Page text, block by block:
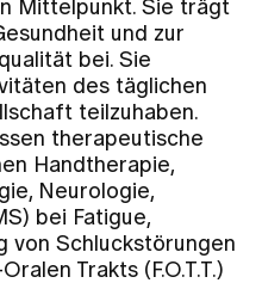
Mittelpunkt. Sie trägt
und zur
bei. Sie
des täglichen
teilzuhaben.
therapeutische
Handtherapie,
Neurologie,
bei Fatigue,
von Schluckstörungen
Trakts (F.O.T.T.)